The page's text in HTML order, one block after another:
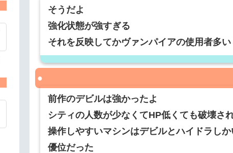
そうだよ
強化状態が強すぎる
それを反映してかヴァンパイアの使用者多い
前作のデビルは強かったよ
シティの人数が少なくてHP低くても破壊さ
操作しやすいマシンはデビルとハイドラし
優位だった